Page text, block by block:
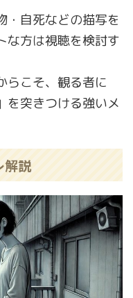
・自死などの描写を
な方は視聴を検討す
らこそ、観る者に
を突きつける強いメ
解説